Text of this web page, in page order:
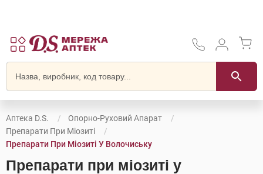
Аптека D.S.
Опорно-Руховий Апарат
Препарати При Міозиті
Препарати При Міозиті У Волочиську
Препарати при міозиті у